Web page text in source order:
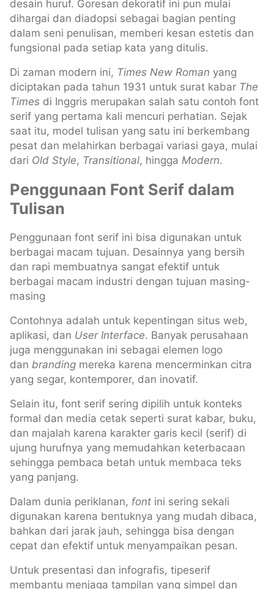
desain huruf. Goresan dekoratif ini pun mulai
dihargai dan diadopsi sebagai bagian penting
dalam seni penulisan, memberi kesan estetis dan
fungsional pada setiap kata yang ditulis.
Di zaman modern ini, Times New Roman yang
diciptakan pada tahun 1931 untuk surat kabar The
Times di Inggris merupakan salah satu contoh font
serif yang pertama kali mencuri perhatian. Sejak
saat itu, model tulisan yang satu ini berkembang
pesat dan melahirkan berbagai variasi gaya, mulai
dari Old Style, Transitional, hingga Modern.
Penggunaan Font Serif dalam
Tulisan
Penggunaan font serif ini bisa digunakan untuk
berbagai macam tujuan. Desainnya yang bersih
dan rapi membuatnya sangat efektif untuk
berbagai macam industri dengan tujuan masing-
masing
Contohnya adalah untuk kepentingan situs web,
aplikasi, dan User Interface. Banyak perusahaan
juga menggunakan ini sebagai elemen logo
dan branding mereka karena mencerminkan citra
yang segar, kontemporer, dan inovatif.
Selain itu, font serif sering dipilih untuk konteks
formal dan media cetak seperti surat kabar, buku,
dan majalah karena karakter garis kecil (serif) di
ujung hurufnya yang memudahkan keterbacaan
sehingga pembaca betah untuk membaca teks
yang panjang.
Dalam dunia periklanan, font ini sering sekali
digunakan karena bentuknya yang mudah dibaca,
bahkan dari jarak jauh, sehingga bisa dengan
cepat dan efektif untuk menyampaikan pesan.
Untuk presentasi dan infografis, tipeserif
membantu menjaga tampilan yang simpel dan